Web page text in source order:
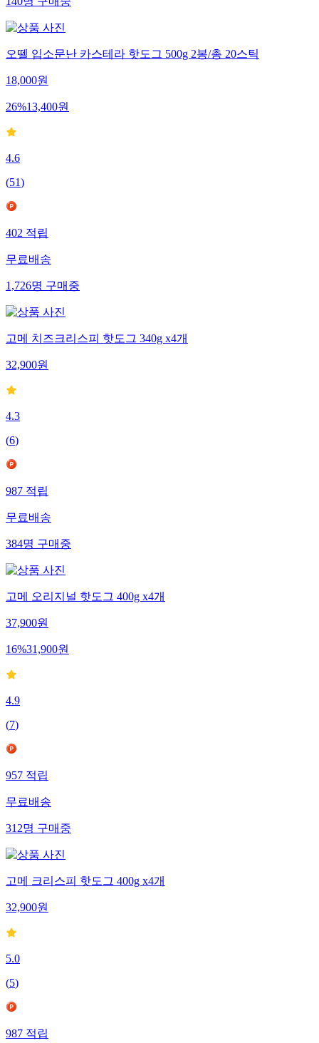
오뗄 입소문난 카스테라 핫도그 500g 2봉/총 20스틱
18,000원
26%13,400원
4.6
(51)
402 적립
무료배송
1,726명 구매중
고메 치즈크리스피 핫도그 340g x4개
32,900원
4.3
(6)
987 적립
무료배송
384명 구매중
고메 오리지널 핫도그 400g x4개
37,900원
16%31,900원
4.9
(7)
957 적립
무료배송
312명 구매중
고메 크리스피 핫도그 400g x4개
32,900원
5.0
(5)
987 적립